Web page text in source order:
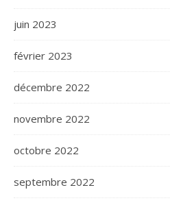
juin 2023
février 2023
décembre 2022
novembre 2022
octobre 2022
septembre 2022